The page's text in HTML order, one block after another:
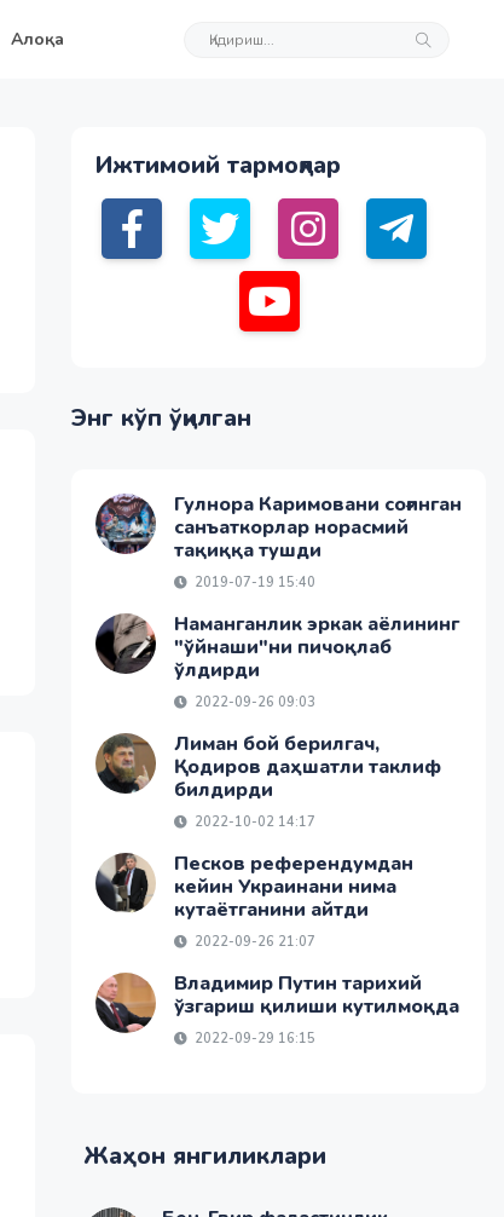
Алоқа
Ижтимоий тармоқлар
Энг кўп ўқилган
Гулнора Каримовани соғинган
санъаткорлар норасмий
тақиққа тушди
2019-07-19 15:40
Наманганлик эркак аёлининг
"ўйнаши"ни пичоқлаб
ўлдирди
2022-09-26 09:03
Лиман бой берилгач,
Қодиров даҳшатли таклиф
билдирди
2022-10-02 14:17
Песков референдумдан
кейин Украинани нима
кутаётганини айтди
2022-09-26 21:07
Владимир Путин тарихий
ўзгариш қилиши кутилмоқда
2022-09-29 16:15
Жаҳон янгиликлари